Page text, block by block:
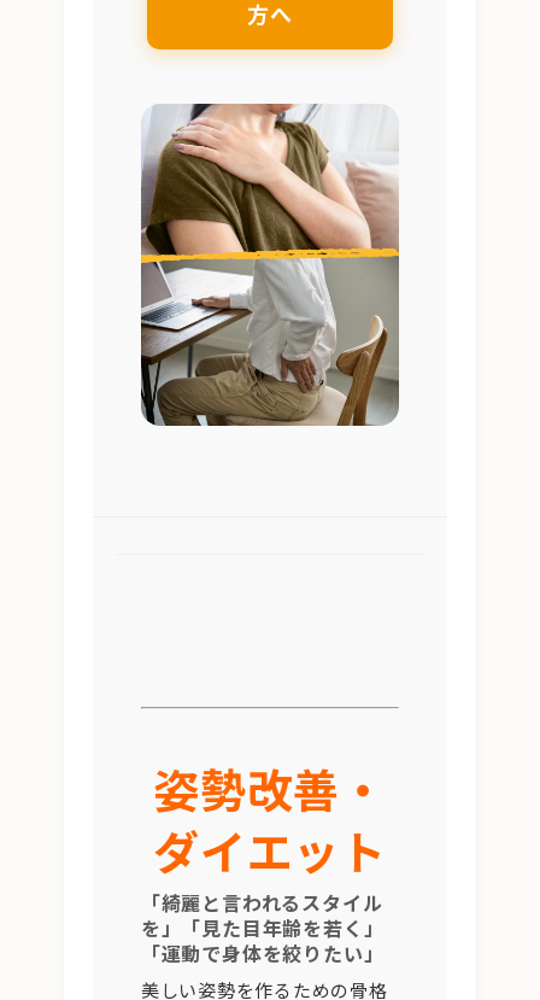
方へ
姿勢改善・
ダイエット
「綺麗と言われるスタイル
を」「見た目年齢を若く」
「運動で身体を絞りたい」
美しい姿勢を作るための骨格